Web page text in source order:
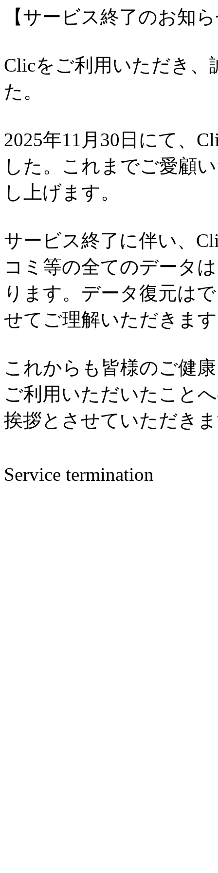
【サービス終了のお知
Clicをご利用いただき
た。
2025年11月30日にて、
した。これまでご愛顧
し上げます。
サービス終了に伴い、
コミ等の全てのデータ
ります。データ復元は
せてご理解いただきま
これからも皆様のご健
ご利用いただいたこと
挨拶とさせていただき
Service termination